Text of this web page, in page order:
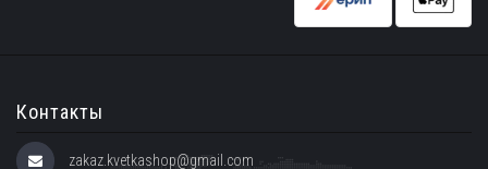
Контакты
zakaz.kvetkashop@gmail.com